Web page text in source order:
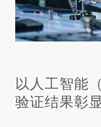
以人工智能
验证结果彰